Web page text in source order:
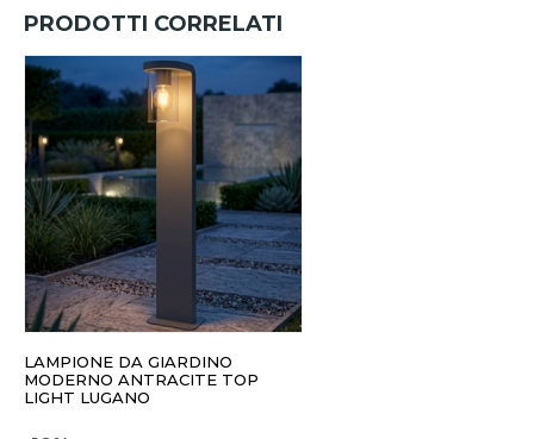
PRODOTTI CORRELATI
LAMPIONE DA GIARDINO
MODERNO ANTRACITE TOP
LIGHT LUGANO